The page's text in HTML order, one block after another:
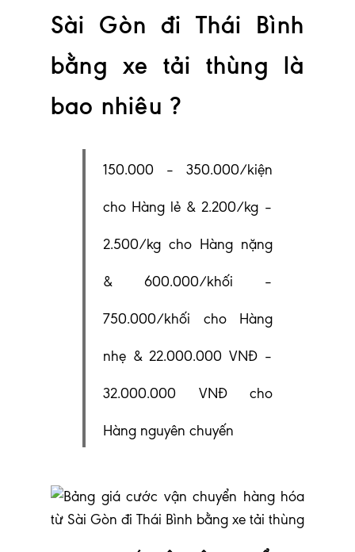
Sài Gòn đi Thái Bình
bằng xe tải thùng là
bao nhiêu ?
150.000 – 350.000/kiện
cho Hàng lẻ & 2.200/kg –
2.500/kg cho Hàng nặng
& 600.000/khối –
750.000/khối cho Hàng
nhẹ & 22.000.000 VNĐ –
32.000.000 VNĐ cho
Hàng nguyên chuyến